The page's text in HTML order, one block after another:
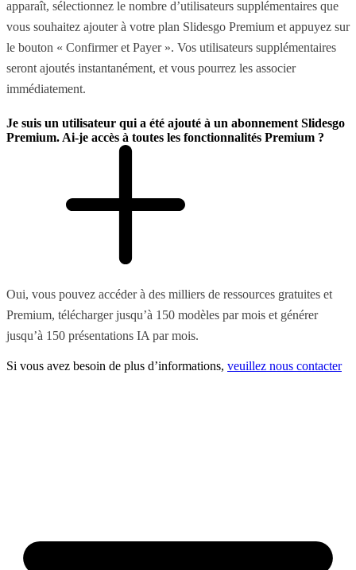
apparaît, sélectionnez le nombre d’utilisateurs supplémentaires que
vous souhaitez ajouter à votre plan Slidesgo Premium et appuyez sur
le bouton « Confirmer et Payer ». Vos utilisateurs supplémentaires
seront ajoutés instantanément, et vous pourrez les associer
immédiatement.
Je suis un utilisateur qui a été ajouté à un abonnement Slidesgo
Premium. Ai-je accès à toutes les fonctionnalités Premium ?
Oui, vous pouvez accéder à des milliers de ressources gratuites et
Premium, télécharger jusqu’à 150 modèles par mois et générer
jusqu’à 150 présentations IA par mois.
Si vous avez besoin de plus d’informations, veuillez nous contacter